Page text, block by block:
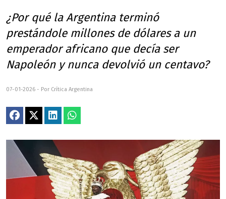
¿Por qué la Argentina terminó
prestándole millones de dólares a un
emperador africano que decía ser
Napoleón y nunca devolvió un centavo?
07-01-2026 - Por Crítica Argentina